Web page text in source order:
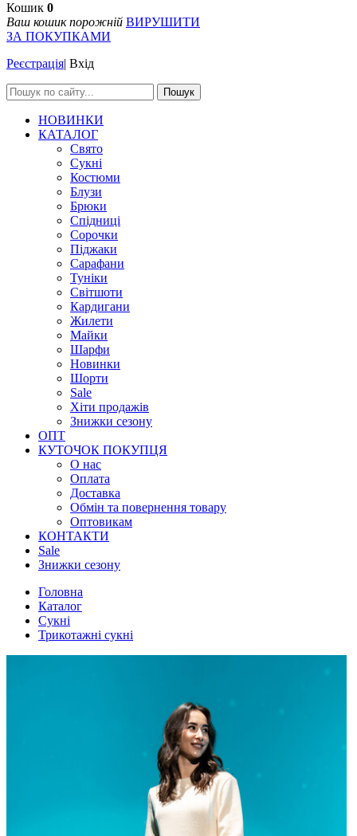
Кошик 0
Ваш кошик порожній ВИРУШИТИ
ЗА ПОКУПКАМИ
Реєстрація| Вхід
Пошук
НОВИНКИ
КАТАЛОГ
Свято
Сукні
Костюми
Блузи
Брюки
Спідниці
Сорочки
Піджаки
Сарафани
Туніки
Світшоти
Кардигани
Жилети
Майки
Шарфи
Новинки
Шорти
Sale
Хіти продажів
Знижки сезону
ОПТ
КУТОЧОК ПОКУПЦЯ
О нас
Оплата
Доставка
Обмін та повернення товару
Оптовикам
КОНТАКТИ
Sale
Знижки сезону
Головна
Каталог
Сукні
Трикотажні сукні